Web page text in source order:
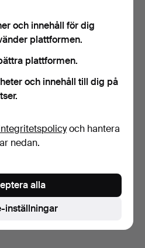
och innehåll för dig
plattformen.
plattformen.
och innehåll till dig på
och hantera
nedan.
inställningar
alla